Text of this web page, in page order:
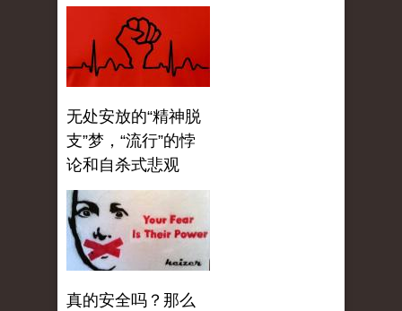
无处安放的“精神脱
支”梦，“流行”的悖
论和自杀式悲观
真的安全吗？那么